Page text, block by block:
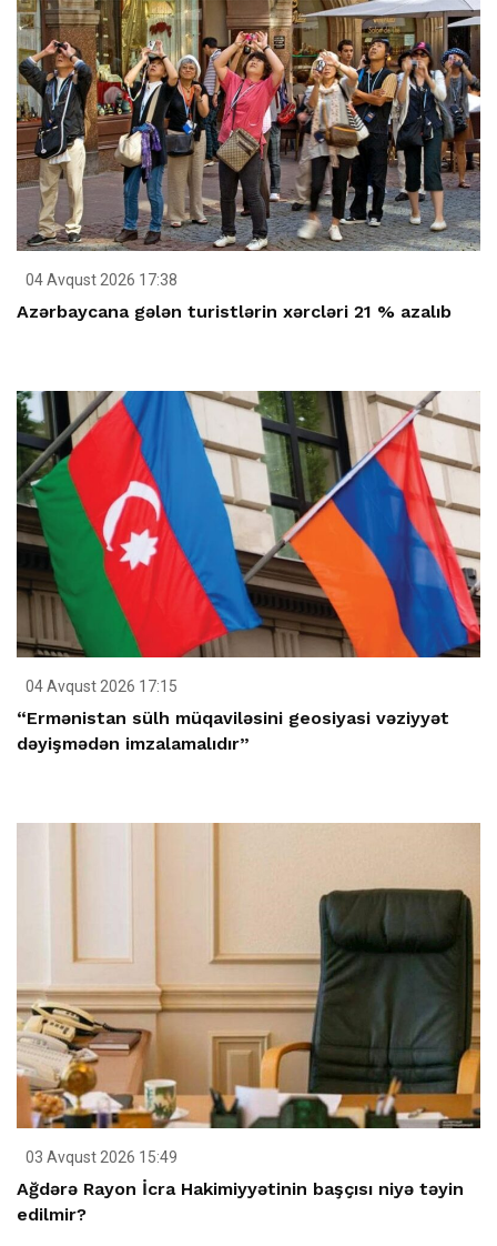
04 Avqust 2026 17:38
Azərbaycana gələn turistlərin xərcləri 21 % azalıb
04 Avqust 2026 17:15
“Ermənistan sülh müqaviləsini geosiyasi vəziyyət
dəyişmədən imzalamalıdır”
03 Avqust 2026 15:49
Ağdərə Rayon İcra Hakimiyyətinin başçısı niyə təyin
edilmir?